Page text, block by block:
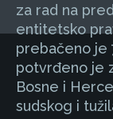
za rad na
entitetsko
prebačeno je
potvrđeno je
Bosne i
sudskog i